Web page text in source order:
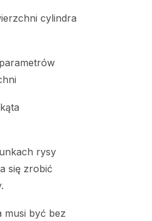
cylindra
rysy
się zrobić
musi być bez